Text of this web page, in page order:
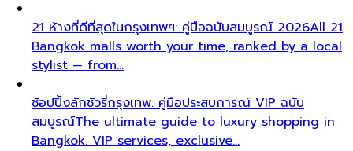
21 ห้างที่ดีที่สุดในกรุงเทพฯ: คู่มือฉบับสมบูรณ์ 2026All 21
Bangkok malls worth your time, ranked by a local
stylist — from…
ช้อปปิ้งลักชัวรี่กรุงเทพ: คู่มือประสบการณ์ VIP ฉบับ
สมบูรณ์The ultimate guide to luxury shopping in
Bangkok. VIP services, exclusive…